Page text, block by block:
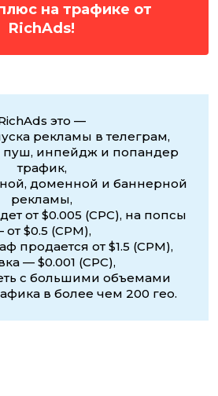
на трафике от
RichAds!
это —
рекламы в телеграм,
пуш, инпейдж и попандер
трафик,
доменной и баннерной
рекламы,
от $0.005 (CPC), на попсы
от $0.5 (CPM),
продается от $1.5 (CPM),
— $0.001 (CPC),
с большими объемами
в более чем 200 гео.